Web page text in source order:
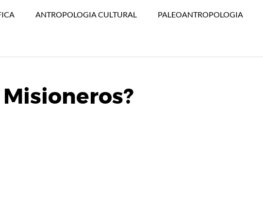
ANTROPOLOGIA CULTURAL PALEOANTROPOLOGIA